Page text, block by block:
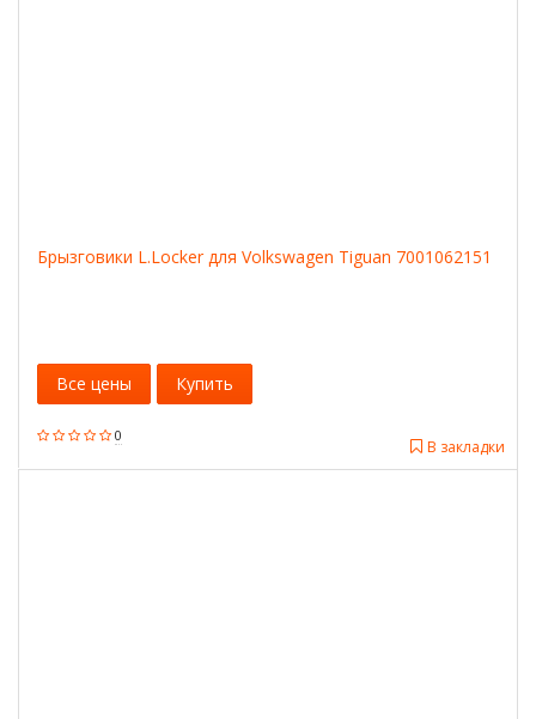
Брызговики L.Locker для Volkswagen Tiguan 7001062151
0
В закладки
Все цены Купить